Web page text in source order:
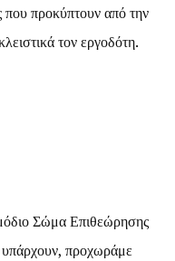
που προκύπτουν από την
τον εργοδότη.
Σώμα Επιθεώρησης
υπάρχουν, προχωράμε